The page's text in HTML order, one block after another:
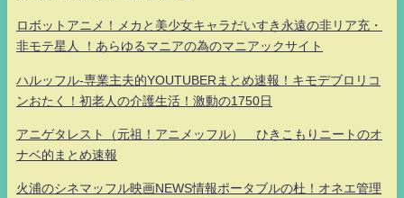
ロボットアニメ！メカと美少女キャラだいすき永遠の非リア充・
非モテ星人 ！あらゆるマニアの為のマニアックサイト
ハルッフル-専業主夫的YOUTUBERまとめ速報！キモデブロリコ
ンおたく！初老人の介護生活！激動の1750日
アニゲタレスト（元祖！アニメッフル） ひきこもりニートのオ
ナベ的まとめ速報
火浦のシネマッフル映画NEWS情報ポータブルの杜！オネエ管理